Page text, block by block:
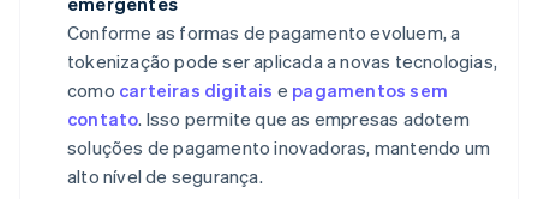
Conforme as formas de pagamento evoluem, a
tokenização pode ser aplicada a novas tecnologias,
como carteiras digitais e pagamentos sem
contato. Isso permite que as empresas adotem
soluções de pagamento inovadoras, mantendo um
alto nível de segurança.